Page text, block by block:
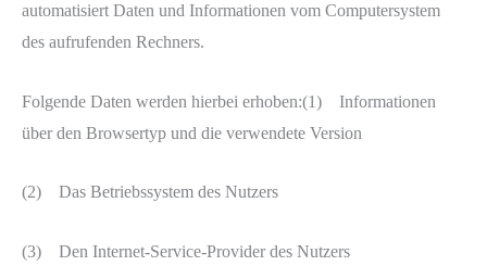
automatisiert Daten und Informationen vom Computersystem
des aufrufenden Rechners.
Folgende Daten werden hierbei erhoben:(1) Informationen
über den Browsertyp und die verwendete Version
(2) Das Betriebssystem des Nutzers
(3) Den Internet-Service-Provider des Nutzers